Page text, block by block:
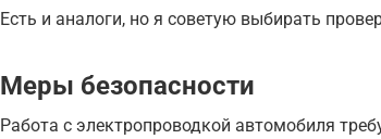
Есть и аналоги, но я советую выбирать
Меры безопасности
Работа с электропроводкой автомобиля